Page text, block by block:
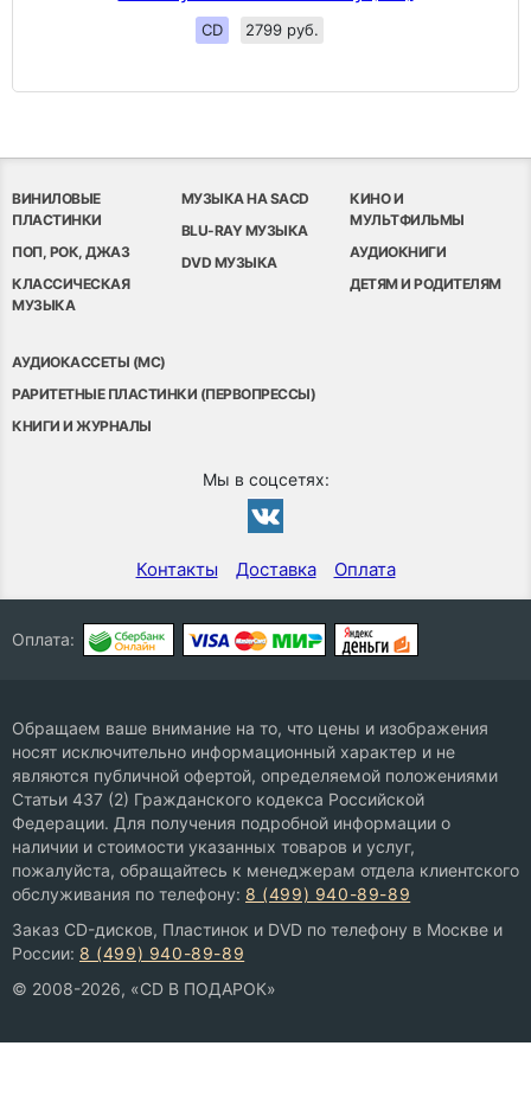
CD 2799 руб.
ВИНИЛОВЫЕ
ПЛАСТИНКИ
ПОП, РОК, ДЖАЗ
КЛАССИЧЕСКАЯ
МУЗЫКА
МУЗЫКА НА SACD
BLU-RAY МУЗЫКА
DVD МУЗЫКА
КИНО И
МУЛЬТФИЛЬМЫ
АУДИОКНИГИ
ДЕТЯМ И РОДИТЕЛЯМ
АУДИОКАССЕТЫ (MC)
РАРИТЕТНЫЕ ПЛАСТИНКИ (ПЕРВОПРЕССЫ)
КНИГИ И ЖУРНАЛЫ
Мы в соцсетях:
Контакты Доставка Оплата
Оплата:
Обращаем ваше внимание на то, что цены и изображения
носят исключительно информационный характер и не
являются публичной офертой, определяемой положениями
Статьи 437 (2) Гражданского кодекса Российской
Федерации. Для получения подробной информации о
наличии и стоимости указанных товаров и услуг,
пожалуйста, обращайтесь к менеджерам отдела клиентского
обслуживания по телефону: 8 (499) 940-89-89
Заказ CD-дисков, Пластинок и DVD по телефону в Москве и
России: 8 (499) 940-89-89
© 2008-2026, «CD В ПОДАРОК»